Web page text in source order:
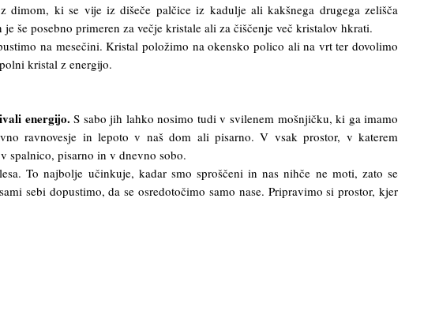
ki se vije iz dišeče palčice iz kadulje ali kakšnega drugega zelišča
še posebno primeren za večje kristale ali za čiščenje več kristalov hkrati.
na mesečini. Kristal položimo na okensko polico ali na vrt ter dovolimo
kristal z energijo.
energijo. S sabo jih lahko nosimo tudi v svilenem mošnjičku, ki ga imamo
ravnovesje in lepoto v naš dom ali pisarno. V vsak prostor, v katerem
spalnico, pisarno in v dnevno sobo.
To najbolje učinkuje, kadar smo sproščeni in nas nihče ne moti, zato se
sebi dopustimo, da se osredotočimo samo nase. Pripravimo si prostor, kjer